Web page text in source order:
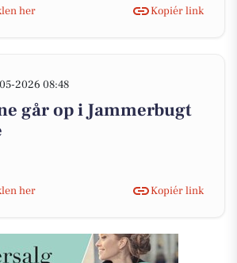
her
Kopiér link
2026 08:48
går op i Jammerbugt
her
Kopiér link